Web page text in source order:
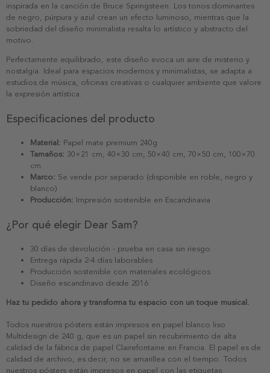
inspirada en la canción de Bruce Springsteen. Los tonos dominantes
de negro, púrpura y azul crean un efecto luminoso, mientras que la
sobriedad del diseño minimalista resalta lo artístico y abstracto del
motivo.
Perfectamente equilibrado, este diseño evoca un aire de misterio y
nostalgia. Ideal para espacios modernos y minimalistas, se adapta a
estudios de música, oficinas creativas o cualquier ambiente que valore
la expresión artística.
Especificaciones del producto
Material: Papel mate premium 240g
Tamaños: 30×21 cm, 40×30 cm, 50×40 cm, 70×50 cm, 100×70
cm
Marco: Se vende por separado (disponible en roble, negro y
blanco)
Producción: Impresión sostenible en Escandinavia
¿Por qué elegir Dear Sam?
30 días de devolución - prueba en casa sin riesgo
Entrega rápida 2-4 días laborables
Producción sostenible con materiales ecológicos
Diseño escandinavo desde 2016
Haz tu pedido ahora y transforma tu espacio con un toque musical.
Todos nuestros pósters están impresos en papel blanco liso
Multidesign de 240 g, que es un papel sin recubrimiento de alta
calidad de la fábrica de papel Clairefontaine en Francia. El papel es de
calidad de archivo, es decir, no se amarillea con el tiempo. Todos
nuestros pósters están impresos en papel con las etiquetas